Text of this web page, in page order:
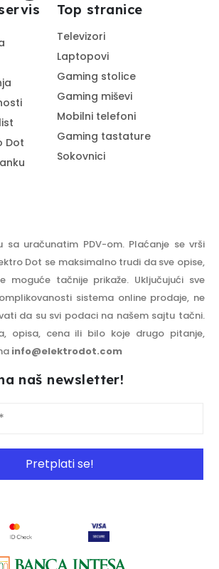
Dot
Top stranice
Televizori
Laptopovi
Gaming stolice
Gaming miševi
Mobilni telefoni
Gaming tastature
Sokovnici
sa uračunatim PDV-om. Plaćanje se vrši
Dot se maksimalno trudi da sve opise,
moguće tačnije prikaže. Uključujući sve
sistema online prodaje, ne
da su svi podaci na našem sajtu tačni.
opisa, cena ili bilo koje drugo pitanje,
info@elektrodot.com
naš newsletter!